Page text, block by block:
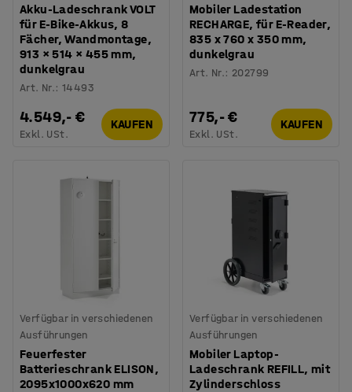
Akku-Ladeschrank VOLT
für E-Bike-Akkus, 8
Fächer, Wandmontage,
913 × 514 × 455 mm,
dunkelgrau
Art. Nr.:14493
4.549,- €
Exkl. USt.
KAUFEN
Mobiler Ladestation
RECHARGE, für E-Reader,
835 x 760 x 350 mm,
dunkelgrau
Art. Nr.: 202799
775,- €
Exkl. USt.
KAUFEN
Verfügbar in verschiedenen
Ausführungen
Feuerfester
Batterieschrank ELISON,
2095x1000x620 mm
Verfügbar in verschiedenen
Ausführungen
Mobiler Laptop-
Ladeschrank REFILL, mit
Zylinderschloss